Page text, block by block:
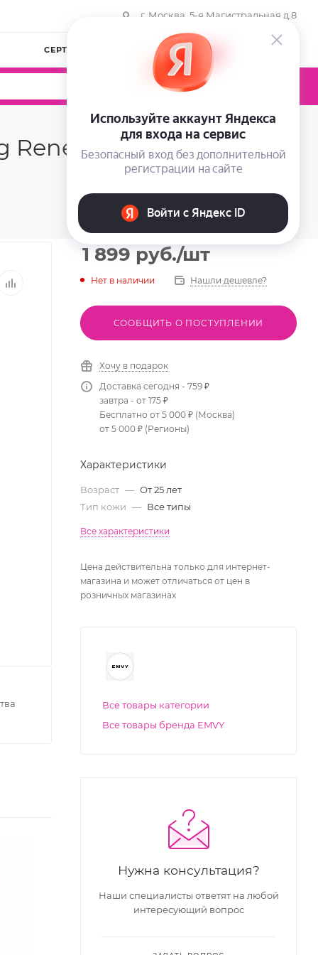
г. Москва, 5-я Магистральная д.8
СЕРТИФИКАТЫ КОМПАНИЯ
0
Renewal, 200 мл
1 899 руб./шт
Нет в наличии Нашли дешевле?
СООБЩИТЬ О ПОСТУПЛЕНИИ
Хочу в подарок
Доставка сегодня - 759 ₽
завтра - от 175 ₽
Бесплатно от 5 000 ₽ (Москва)
от 5 000 ₽ (Регионы)
Характеристики
Возраст — От 25 лет
Тип кожи — Все типы
Все характеристики
Цена действительна только для интернет-
магазина и может отличаться от цен в
розничных магазинах
Все товары категории
Все товары бренда EMVY
Нужна консультация?
Наши специалисты ответят на любой
интересующий вопрос